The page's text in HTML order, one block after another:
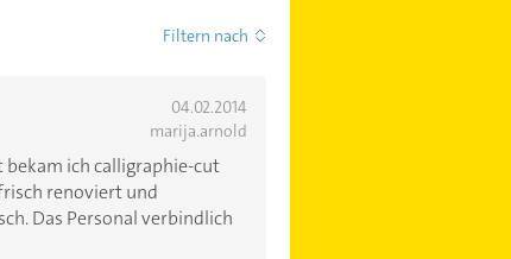
Filtern nach
04.02.2014
marija.arnold
ich calligraphie-cut
renoviert und
Das Personal verbindlich